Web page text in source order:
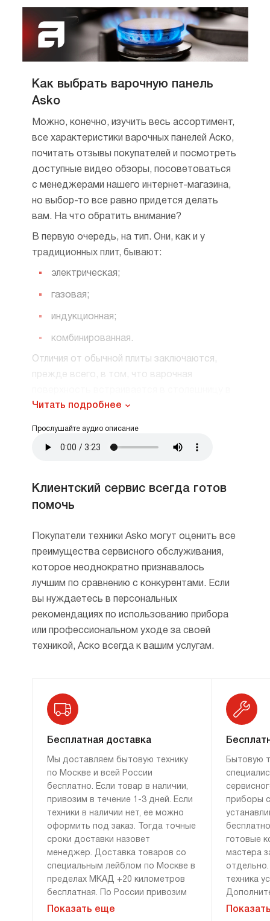
Как выбрать варочную панель
Asko
Можно, конечно, изучить весь ассортимент,
все характеристики варочных панелей Аско,
почитать отзывы покупателей и посмотреть
доступные видео обзоры, посоветоваться
с менеджерами нашего интернет-магазина,
но выбор-то все равно придется делать
вам. На что обратить внимание?
В первую очередь, на тип. Они, как и у
традиционных плит, бывают:
электрическая;
газовая;
индукционная;
комбинированная.
Отличия от обычной плиты заключаются,
прежде всего, в том, что варочная
любом удобном для вас месте, занимает
можно (и даже лучше) размещать не под
чем белая.
Также важным критерием при выборе
Рассмотрим все это подробнее.
Газовые варочные панели
Если у вас централизованное
на металле и на стеклокерамике, конфорки
из съемных чугунных рассекателей, которые
Система «Газ-контроль» прекратит подачу
газа, если огонь, например, залило.
Обратите внимание на интересную модель:
HG1145ABдлинная, но узкая, и вы сможете
частично использовать столешницу,
в которую на встроена.
Электрические варочные
поверхности
Электрические варочные панели Аско
Читать подробнее
Прослушайте аудио описание
Клиентский сервис всегда готов
помочь
Покупатели техники Asko могут оценить все
преимущества сервисного обслуживания,
которое неоднократно признавалось
лучшим по сравнению с конкурентами. Если
вы нуждаетесь в персональных
рекомендациях по использованию прибора
или профессиональном уходе за своей
техникой, Аско всегда к вашим услугам.
Бесплатная доставка
Мы доставляем бытовую технику
по Москве и всей России
бесплатно. Если товар в наличии,
привозим в течение 1-3 дней. Если
техники в наличии нет, ее можно
оформить под заказ. Тогда точные
сроки доставки назовет
менеджер. Доставка товаров со
специальным лейблом по Москве в
пределах МКАД +20 километров
бесплатная. По России привозим
технику бесплатно, если сумма
Показать еще
Бытовую
приборы
готовые
мастера
техника